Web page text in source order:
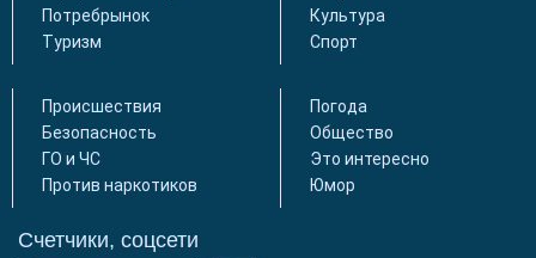
Потребрынок
Туризм
Культура
Спорт
Происшествия
Безопасность
ГО и ЧС
Против наркотиков
Погода
Общество
Это интересно
Юмор
Счетчики, соцсети